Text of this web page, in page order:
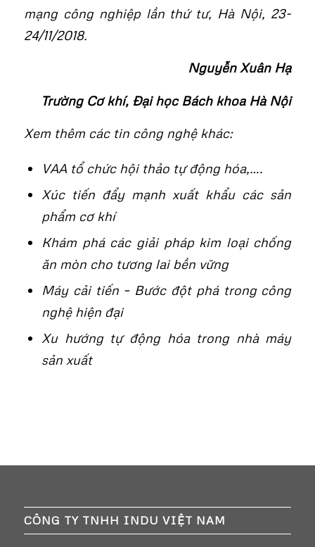
mạng công nghiệp lần thứ tư, Hà Nội, 23-
24/11/2018.
Nguyễn Xuân Hạ
Trường Cơ khí, Đại học Bách khoa Hà Nội
Xem thêm các tin công nghệ khác:
VAA tổ chức hội thảo tự động hóa,….
Xúc tiến đẩy mạnh xuất khẩu các sản
phẩm cơ khí
Khám phá các giải pháp kim loại chống
ăn mòn cho tương lai bền vững
Máy cải tiến – Bước đột phá trong công
nghệ hiện đại
Xu hướng tự động hóa trong nhà máy
sản xuất
CÔNG TY TNHH INDU VIỆT NAM